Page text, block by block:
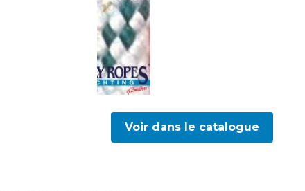
Voir dans le catalogue